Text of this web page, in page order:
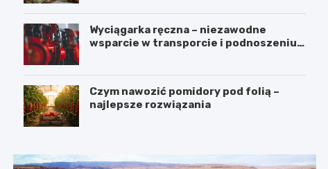
Wyciągarka ręczna – niezawodne
wsparcie w transporcie i podnoszeniu
Czym nawozić pomidory pod folią –
najlepsze rozwiązania